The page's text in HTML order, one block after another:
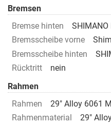
Bremsen
Bremse hinten
Bremsscheibe vorne
Bremsscheibe hinten
Rücktritt
nein
Rahmen
Rahmen
29" Alloy 6061
Rahmenmaterial
29"